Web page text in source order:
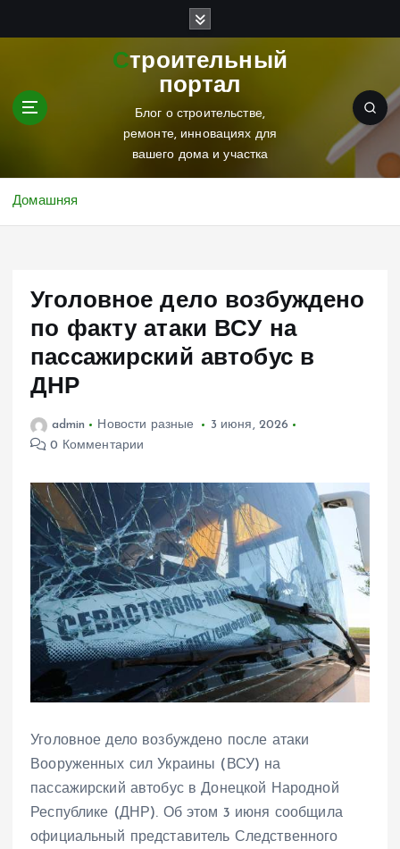
Строительный
портал
Блог о строительстве,
ремонте, инновациях для
вашего дома и участка
Домашняя
Уголовное дело возбуждено
по факту атаки ВСУ на
пассажирский автобус в
ДНР
admin Новости разные
3 июня, 2026
0 Комментарии
Уголовное дело возбуждено после атаки
Вооруженных сил Украины (ВСУ) на
пассажирский автобус в Донецкой Народной
Республике (ДНР). Об этом 3 июня сообщила
официальный представитель Следственного